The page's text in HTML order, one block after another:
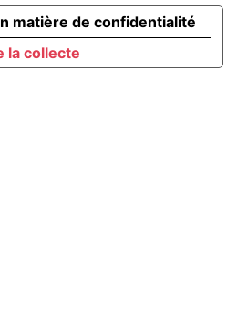
la collecte
matière de confidentialité